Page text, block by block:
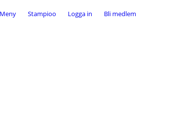
Meny Stampioo Logga in Bli medlem